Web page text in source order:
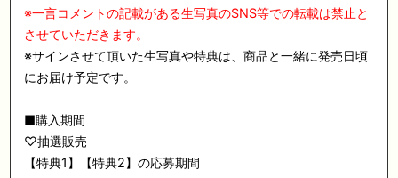
※一言コメントの記載がある生写真のSNS等での転載は禁止と
させていただきます。
※サインさせて頂いた生写真や特典は、商品と一緒に発売日頃
にお届け予定です。
■購入期間
♡抽選販売
【特典1】【特典2】の応募期間